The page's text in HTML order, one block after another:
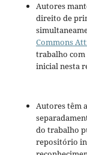
Autores
direito de
Commons
trabalho com
inicial nesta
Autores têm
do trabalho
repositório